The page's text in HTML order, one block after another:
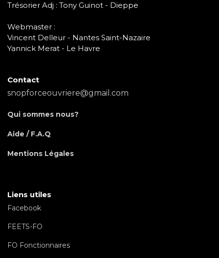
Trésorier Adj : Tony Guinot - Dieppe
Webmaster :
Vincent Delleur - Nantes Saint-Nazaire
Yannick Merat - Le Havre
Contact
snopforceouvriere@gmail.com
Qui sommes nous?
Aide / F.A.Q
Mentions Légales
Liens utiles
Facebook
FEETS-FO
FO Fonctionnaires